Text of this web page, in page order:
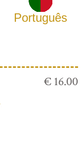
Português
€ 16.00